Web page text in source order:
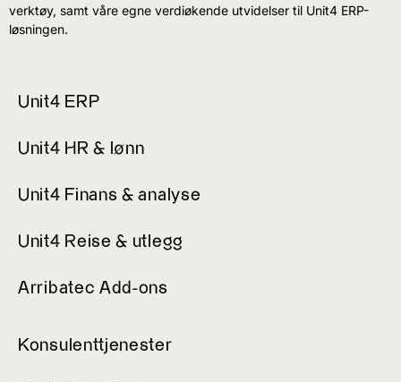
verktøy, samt våre egne verdiøkende utvidelser til Unit4 ERP-
løsningen.
Unit4 ERP
Unit4 HR & lønn
Unit4 Finans & analyse
Unit4 Reise & utlegg
Arribatec Add-ons
Konsulenttjenester